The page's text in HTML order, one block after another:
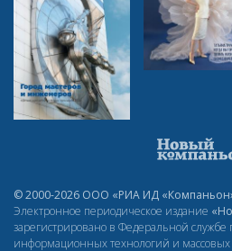
© 2000-2026 ООО «РИА ИД
Электронное периодическое издание
зарегистрировано в Федеральной службе
информационных технологий и